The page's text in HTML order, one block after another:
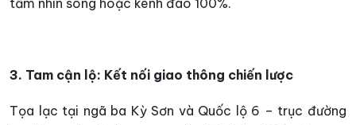
tầm nhìn sông hoặc kênh đào 100%.
3. Tam cận lộ: Kết nối giao thông chiến lược
Tọa lạc tại ngã ba Kỳ Sơn và Quốc lộ 6 – trục đường